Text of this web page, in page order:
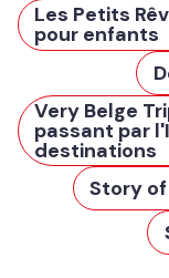
Les Petits
pour enfants
Very Belge
passant par
destinations
Story